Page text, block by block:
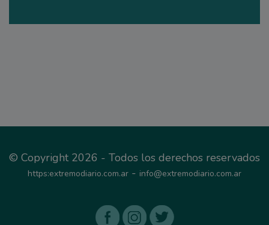
© Copyright 2026 - Todos los derechos reservados
https:extremodiario.com.ar - info@extremodiario.com.ar